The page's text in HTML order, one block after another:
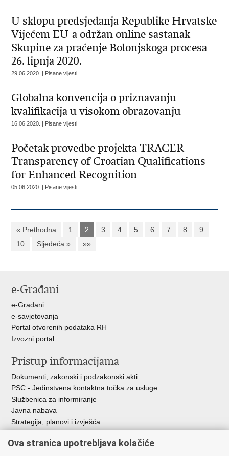
U sklopu predsjedanja Republike Hrvatske
Vijećem EU-a održan online sastanak
Skupine za praćenje Bolonjskoga procesa
26. lipnja 2020.
29.06.2020. | Pisane vijesti
Globalna konvencija o priznavanju
kvalifikacija u visokom obrazovanju
16.06.2020. | Pisane vijesti
Početak provedbe projekta TRACER -
Transparency of Croatian Qualifications
for Enhanced Recognition
05.06.2020. | Pisane vijesti
« Prethodna 1 2 3 4 5 6 7 8
9
10
Sljedeća » »»
e-Građani
e-Građani
e-savjetovanja
Portal otvorenih podataka RH
Izvozni portal
Pristup informacijama
Dokumenti, zakonski i podzakonski akti
PSC - Jedinstvena kontaktna točka za usluge
Službenica za informiranje
Javna nabava
Strategija, planovi i izvješća
Ova stranica upotrebljava kolačiće